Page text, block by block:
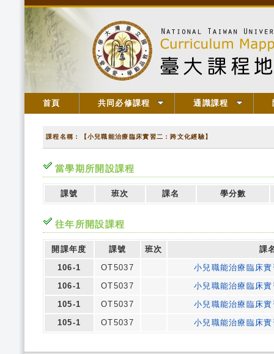
首頁 共同必修課程 通識課程
課程名稱：【小兒職能治療臨床實習二：跨文化經驗】
當學期所開設課程
課號 班次 課名 學分數
往年所開設課程
開課年度 課號 班次
課
106-1
OT5037
小兒職能治療臨床
106-1
OT5037
小兒職能治療臨床
105-1
OT5037
小兒職能治療臨床
105-1
OT5037 小兒職能治療臨床